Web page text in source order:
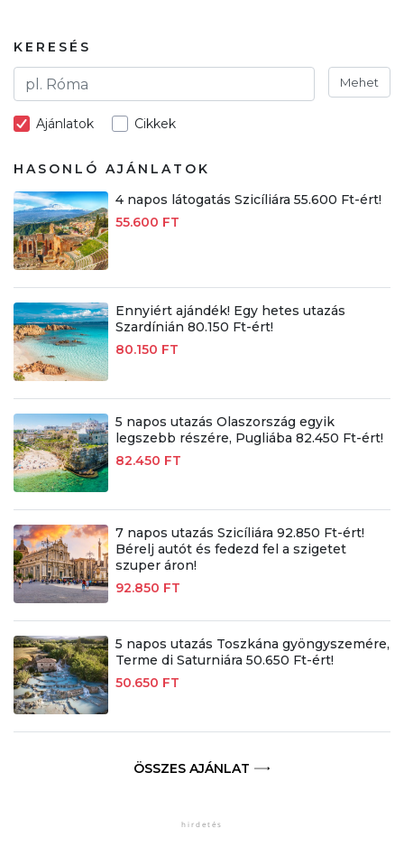
KERESÉS
Mehet
Ajánlatok Cikkek
HASONLÓ AJÁNLATOK
4 napos látogatás Szicíliára 55.600 Ft-ért!
55.600 FT
Ennyiért ajándék! Egy hetes utazás
Szardínián 80.150 Ft-ért!
80.150 FT
5 napos utazás Olaszország egyik
legszebb részére, Pugliába 82.450 Ft-ért!
82.450 FT
7 napos utazás Szicíliára 92.850 Ft-ért!
Bérelj autót és fedezd fel a szigetet
szuper áron!
92.850 FT
5 napos utazás Toszkána gyöngyszemére,
Terme di Saturniára 50.650 Ft-ért!
50.650 FT
ÖSSZES AJÁNLAT